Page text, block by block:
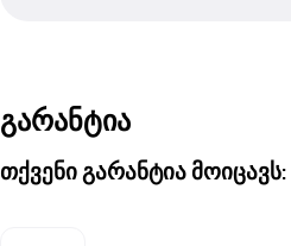
გარანტია
თქვენი გარანტია მოიცავს: